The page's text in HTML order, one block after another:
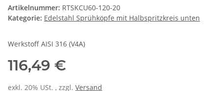
Artikelnummer: RTSKCU60-120-20
Kategorie: Edelstahl Sprühköpfe mit Halbspritzkreis unten
Werkstoff AISI 316 (V4A)
116,49 €
exkl. 20% USt. , zzgl. Versand